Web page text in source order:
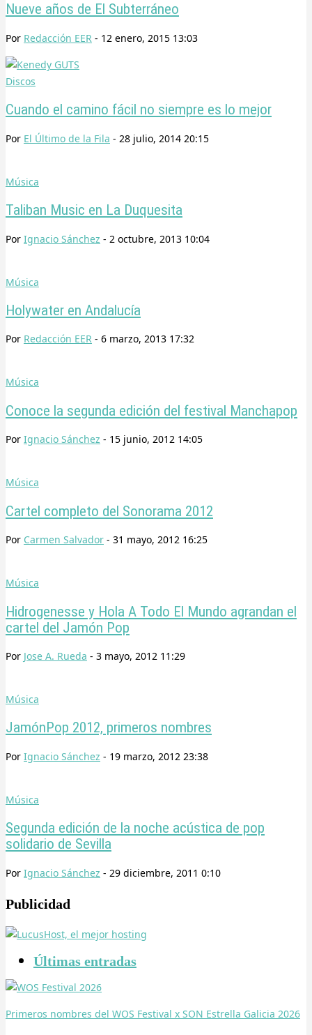
Nueve años de El Subterráneo
Por Redacción EER - 12 enero, 2015 13:03
Discos
Cuando el camino fácil no siempre es lo mejor
Por El Último de la Fila - 28 julio, 2014 20:15
Música
Taliban Music en La Duquesita
Por Ignacio Sánchez - 2 octubre, 2013 10:04
Música
Holywater en Andalucía
Por Redacción EER - 6 marzo, 2013 17:32
Música
Conoce la segunda edición del festival Manchapop
Por Ignacio Sánchez - 15 junio, 2012 14:05
Música
Cartel completo del Sonorama 2012
Por Carmen Salvador - 31 mayo, 2012 16:25
Música
Hidrogenesse y Hola A Todo El Mundo agrandan el
cartel del Jamón Pop
Por Jose A. Rueda - 3 mayo, 2012 11:29
Música
JamónPop 2012, primeros nombres
Por Ignacio Sánchez - 19 marzo, 2012 23:38
Música
Segunda edición de la noche acústica de pop
solidario de Sevilla
Por Ignacio Sánchez - 29 diciembre, 2011 0:10
Publicidad
Últimas entradas
Primeros nombres del WOS Festival x SON Estrella Galicia 2026